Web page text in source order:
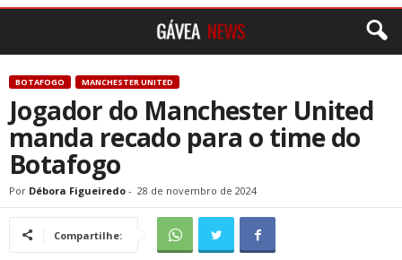
BOTAFOGO MANCHESTER UNITED
Jogador do Manchester United
manda recado para o time do
Botafogo
Por Débora Figueiredo - 28 de novembro de 2024
Compartilhe: